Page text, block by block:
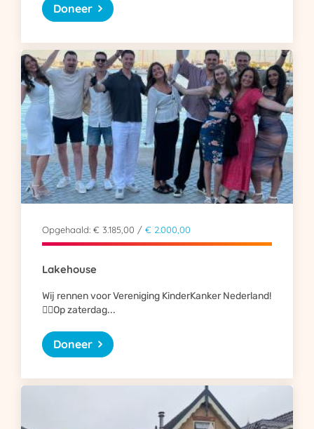
Doneer
Opgehaald: € 3.185,00 / € 2.000,00
Lakehouse
Wij rennen voor Vereniging KinderKanker Nederland!
🏃‍♀️Op zaterdag...
Doneer